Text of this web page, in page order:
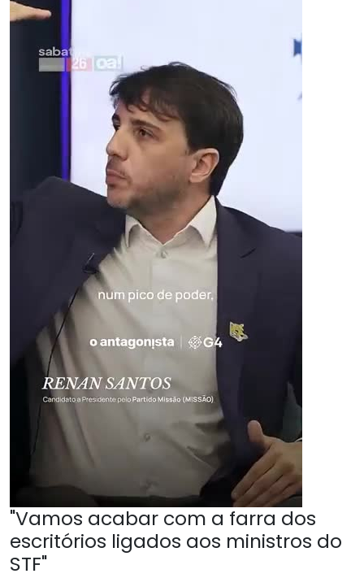
"Vamos acabar com a farra dos
escritórios ligados aos ministros do
STF"